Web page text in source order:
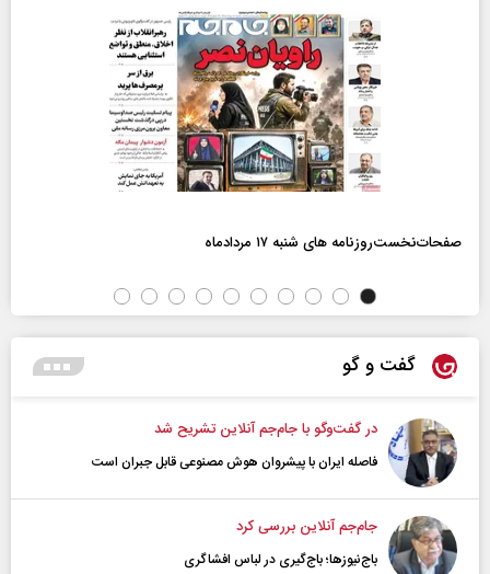
صفحات‌نخست‌روزنامه ها‌ی شنبه ۱۷ مردادماه
گفت و گو
در گفت‌و‌گو با جام‌جم آنلاین تشریح شد
فاصله ایران با پیشرو‌ان هوش مصنوعی قابل جبران است
جام‌جم آنلاین بررسی کرد
باج‌نیوزها؛ باج‌گیری در لباس افشاگری